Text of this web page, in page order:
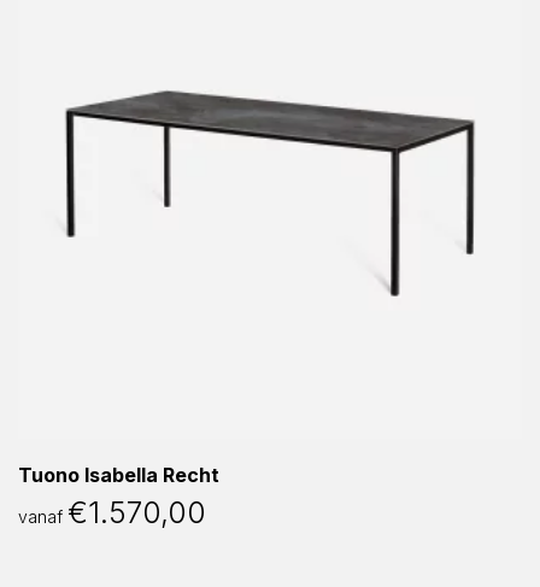
Tuono Isabella Recht
vanaf €1.570,00